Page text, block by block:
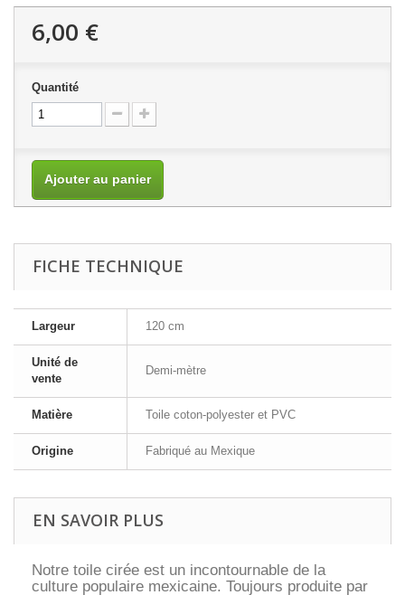
6,00 €
Quantité
Ajouter au panier
FICHE TECHNIQUE
Largeur 120 cm
Unité de
vente
Demi-mètre
Matière Toile coton-polyester et PVC
Origine Fabriqué au Mexique
EN SAVOIR PLUS
Notre toile cirée est un incontournable de la
culture populaire mexicaine. Toujours produite par